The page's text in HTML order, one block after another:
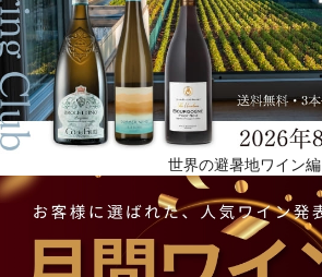
世界の避暑地ワイン編